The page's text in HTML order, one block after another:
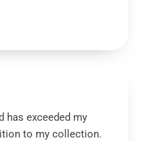
has exceeded my
to my collection.